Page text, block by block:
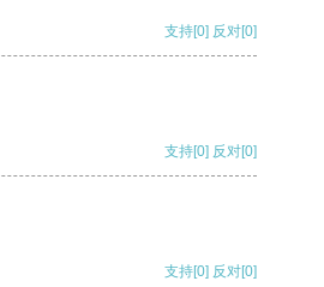
支持[0] 反对[0]
支持[0] 反对[0]
支持[0] 反对[0]